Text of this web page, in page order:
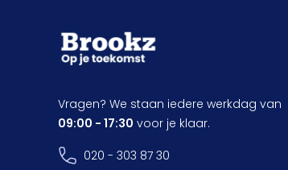
Vragen? We staan iedere werkdag van
09:00 - 17:30 voor je klaar.
020 - 303 87 30